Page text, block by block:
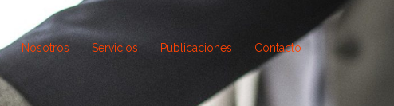
Nosotros Servicios Publicaciones Contacto